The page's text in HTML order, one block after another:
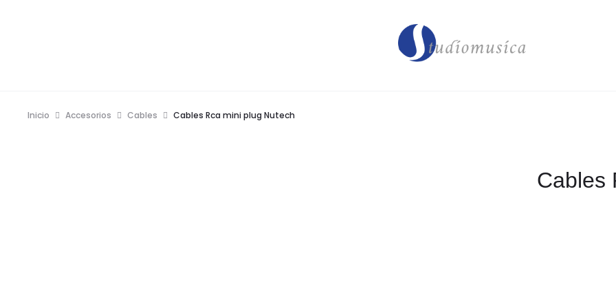
Inicio Accesorios Cables Cables Rca mini plug Nutech
Cables